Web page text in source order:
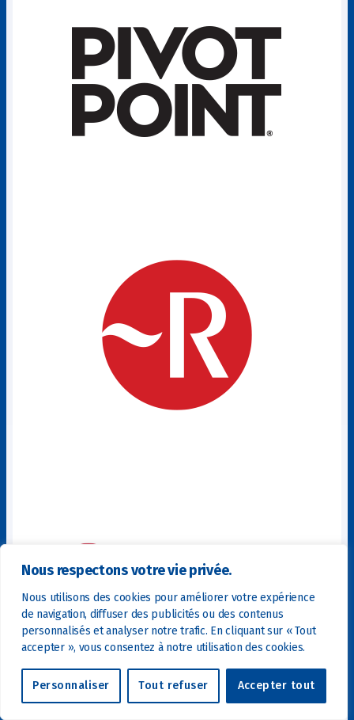
Nous respectons votre vie privée.
Nous utilisons des cookies pour améliorer votre expérience
de navigation, diffuser des publicités ou des contenus
personnalisés et analyser notre trafic. En cliquant sur « Tout
accepter », vous consentez à notre utilisation des cookies.
Personnaliser Tout refuser Accepter tout